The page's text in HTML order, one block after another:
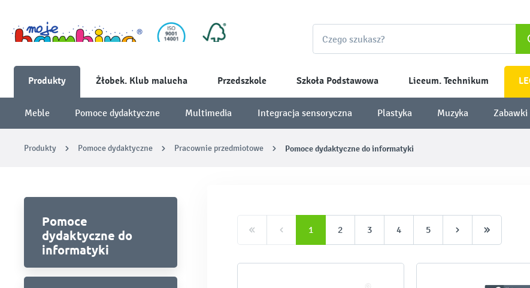
Produkty Żłobek. Klub malucha Przedszkole Szkoła Podstawowa Liceum. Technikum
Meble Pomoce dydaktyczne Multimedia Integracja sensoryczna Plastyka Muzyka Zabawki
Produkty Pomoce dydaktyczne Pracownie przedmiotowe Pomoce dydaktyczne do informatyki
Pomoce
dydaktyczne do
informatyki
1 2 3 4 5